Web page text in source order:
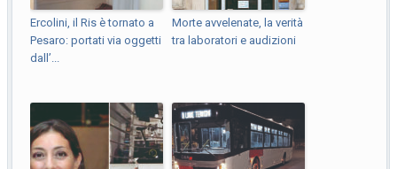
Ercolini, il Ris è tornato a
Pesaro: portati via oggetti
dall’...
Morte avvelenate, la verità
tra laboratori e audizioni